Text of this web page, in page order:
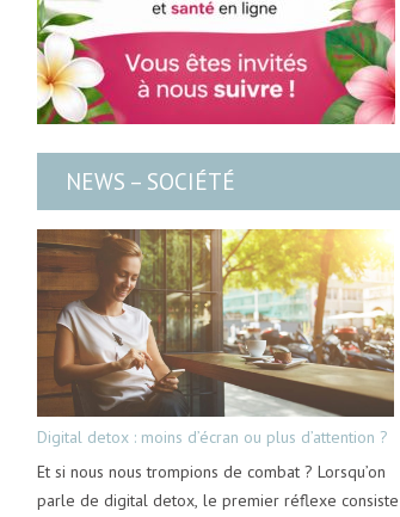
NEWS – SOCIÉTÉ
Digital detox : moins d’écran ou plus d’attention ?
Et si nous nous trompions de combat ? Lorsqu’on
parle de digital detox, le premier réflexe consiste